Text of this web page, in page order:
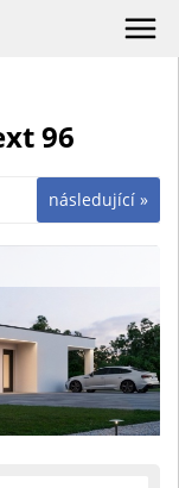
96
následující »